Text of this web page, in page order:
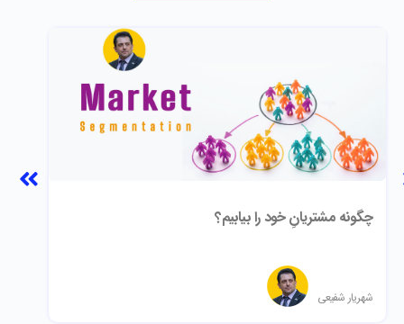
چگونه مشتریانِ خود را بیابیم؟
شهریار شفیعی